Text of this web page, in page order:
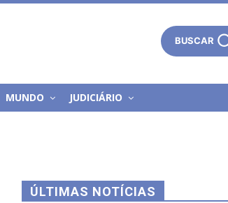
BUSCAR
MUNDO JUDICIÁRIO
ÚLTIMAS NOTÍCIAS